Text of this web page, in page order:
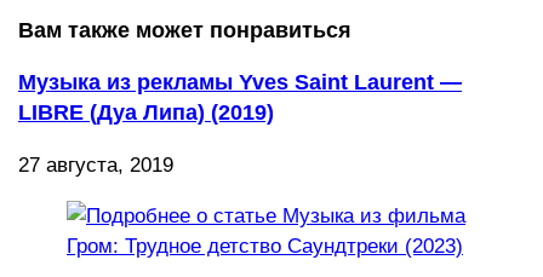
Вам также может понравиться
Музыка из рекламы Yves Saint Laurent —
LIBRE (Дуа Липа) (2019)
27 августа, 2019